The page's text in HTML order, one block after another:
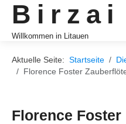
Birzai
Willkommen in Litauen
Aktuelle Seite: Startseite
Florence Foster
Florence